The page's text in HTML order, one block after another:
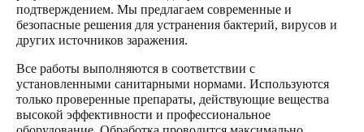
подтверждением. Мы предлагаем современные и
безопасные решения для устранения бактерий, вирусов и
других источников заражения.
Все работы выполняются в соответствии с
установленными санитарными нормами. Используются
только проверенные препараты, действующие вещества
высокой эффективности и профессиональное